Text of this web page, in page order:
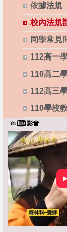
依據法規
校內法規
同學常見
112高一
110高二
112高三
110學校